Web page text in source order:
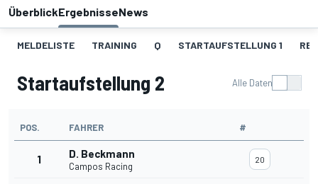
ÜberblickErgebnisseNews
MELDELISTE TRAINING Q STARTAUFSTELLUNG 1
Startaufstellung 2 Alle Daten
POS. FAHRER #
1 D. Beckmann
Campos Racing
20